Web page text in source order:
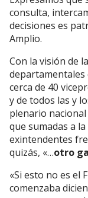
consulta,
decisiones es
Amplio.
Con la visión de
departamentales
cerca de 40
y de todos las y
plenario
que sumadas a
exintendentes
quizás, «…otro
«Si esto no es el
comenzaba